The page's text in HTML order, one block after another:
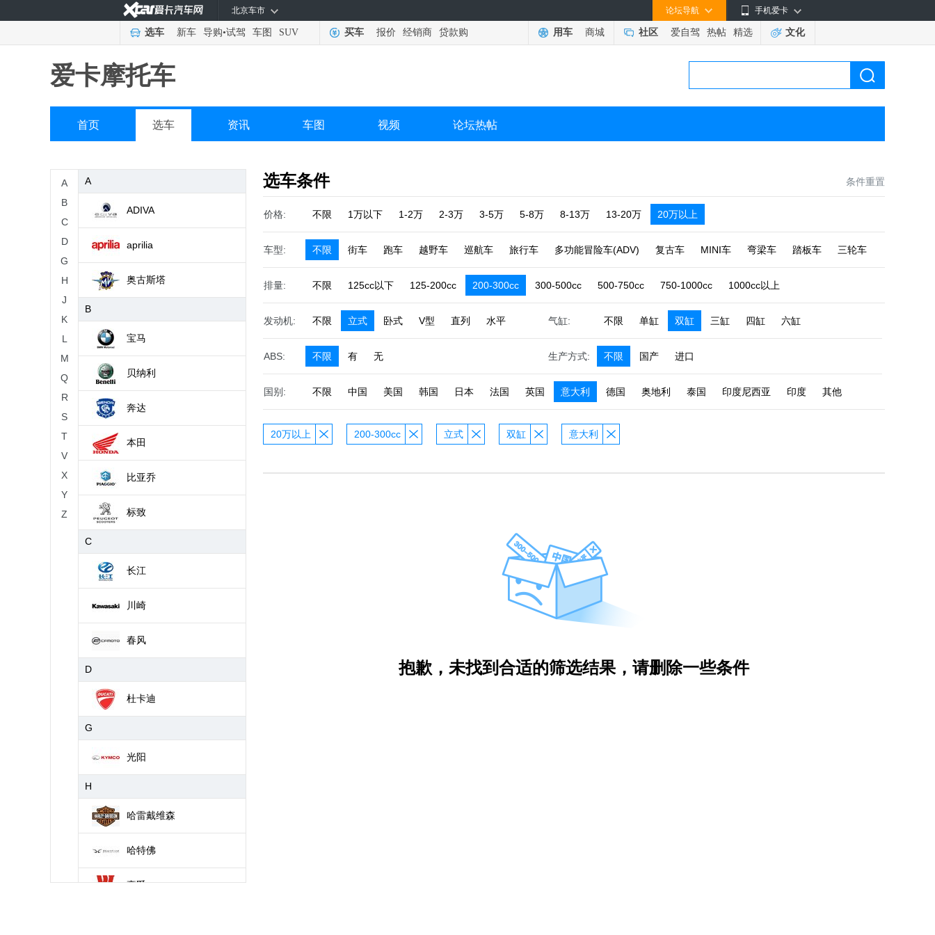
手机爱卡
论坛导航
北京车市
选车 新车 导购•试驾 车图 SUV 买车 报价 经销商 贷款购 用车 商城 社区 爱自驾 热帖 精选 文化
爱卡摩托车
首页 选车 资讯 车图 视频 论坛热帖
A
B
C
D
G
H
J
K
L
M
Q
R
S
T
V
X
Y
Z
A
ADIVA
aprilia
奥古斯塔
B
宝马
贝纳利
奔达
本田
比亚乔
标致
C
长江
川崎
春风
D
杜卡迪
G
光阳
H
哈雷戴维森
哈特佛
豪爵
选车条件 条件重置
价格: 不限 1万以下 1-2万 2-3万 3-5万 5-8万 8-13万 13-20万 20万以上
车型: 不限 街车 跑车 越野车 巡航车 旅行车 多功能冒险车(ADV) 复古车 MINI车 弯梁车 踏板车 三轮车
排量: 不限 125cc以下 125-200cc 200-300cc 300-500cc 500-750cc 750-1000cc 1000cc以上
发动机: 不限 立式 卧式 V型 直列 水平 气缸: 不限 单缸 双缸 三缸 四缸 六缸
ABS: 不限 有 无 生产方式: 不限 国产 进口
国别: 不限 中国 美国 韩国 日本 法国 英国 意大利 德国 奥地利 泰国 印度尼西亚 印度 其他
20万以上 200-300cc 立式 双缸 意大利
抱歉，未找到合适的筛选结果，请删除一些条件